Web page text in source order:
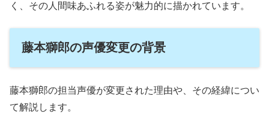
く、その人間味あふれる姿が魅力的に描かれています。
藤本獅郎の声優変更の背景
藤本獅郎の担当声優が変更された理由や、その経緯につい
て解説します。